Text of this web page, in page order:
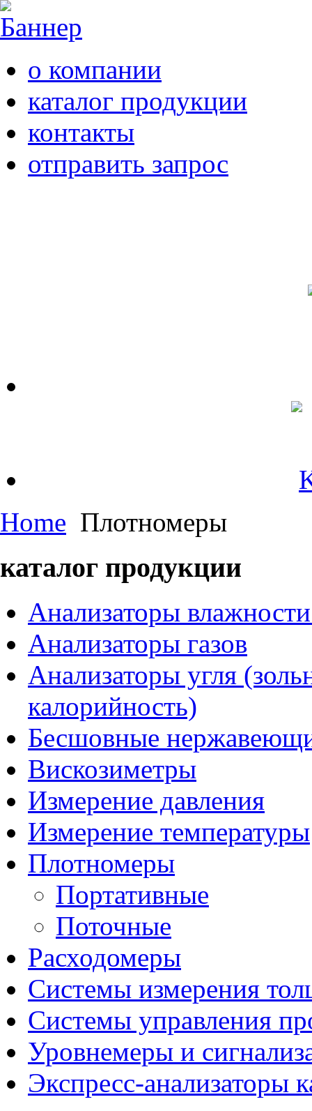
о компании
каталог продукции
контакты
отправить запрос
Home Плотномеры
каталог продукции
Анализаторы
Анализаторы газов
Анализаторы угля
калорийность)
Бесшовные
Вискозиметры
Измерение давления
Измерение температуры
Плотномеры
Портативные
Поточные
Расходомеры
Системы измерения
Системы управления
Уровнемеры и
Экспресс-анализаторы